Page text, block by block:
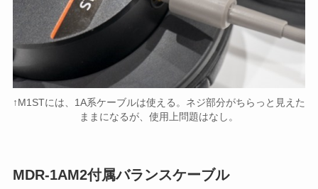
↑M1STには、1A系ケーブルは使える。ネジ部分がちらっと見えた
ままになるが、使用上問題はなし。
MDR-1AM2付属バランスケーブル